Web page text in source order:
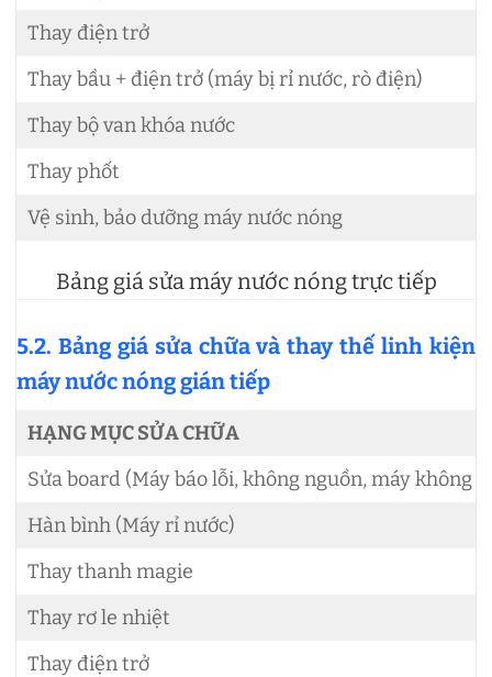
Thay điện trở
Thay bầu + điện trở (máy bị rỉ nước, rò điện)
Thay bộ van khóa nước
Thay phốt
Vệ sinh, bảo dưỡng máy nước nóng
Bảng giá sửa máy nước nóng trực tiếp
5.2. Bảng giá sửa chữa và thay thế linh kiện
máy nước nóng gián tiếp
HẠNG MỤC SỬA CHỮA
Sửa board (Máy báo lỗi, không nguồn, máy không
Hàn bình (Máy rỉ nước)
Thay thanh magie
Thay rơ le nhiệt
Thay điện trở